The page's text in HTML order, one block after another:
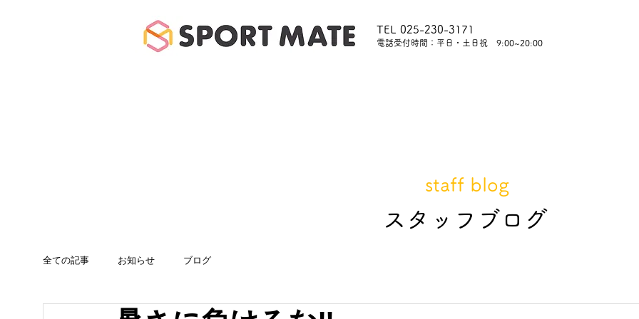
TEL 025-230-3171
​電話受付時間：平日・土日祝 9:00~20:00
全ての記事 お知らせ ブログ
​スタッフブログ
staff blog